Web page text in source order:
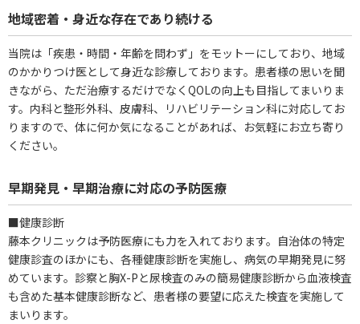
地域密着・身近な存在であり続ける
当院は「疾患・時間・年齢を問わず」をモットーにしており、地域
のかかりつけ医として身近な診療しております。患者様の思いを聞
きながら、ただ治療するだけでなくQOLの向上も目指してまいりま
す。内科と整形外科、皮膚科、リハビリテーション科に対応してお
りますので、体に何か気になることがあれば、お気軽にお立ち寄り
ください。
早期発見・早期治療に対応の予防医療
■健康診断
藤本クリニックは予防医療にも力を入れております。自治体の特定
健康診査のほかにも、各種健康診断を実施し、病気の早期発見に努
めています。診察と胸X-Pと尿検査のみの簡易健康診断から血液検査
も含めた基本健康診断など、患者様の要望に応えた検査を実施して
まいります。